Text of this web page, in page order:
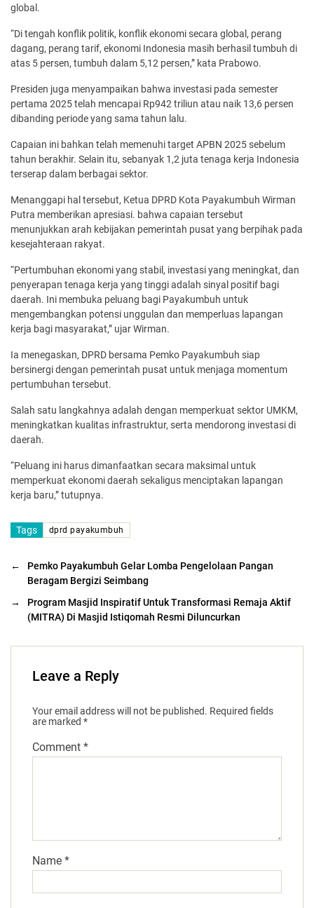
global.
“Di tengah konflik politik, konflik ekonomi secara global, perang
dagang, perang tarif, ekonomi Indonesia masih berhasil tumbuh di
atas 5 persen, tumbuh dalam 5,12 persen,” kata Prabowo.
Presiden juga menyampaikan bahwa investasi pada semester
pertama 2025 telah mencapai Rp942 triliun atau naik 13,6 persen
dibanding periode yang sama tahun lalu.
Capaian ini bahkan telah memenuhi target APBN 2025 sebelum
tahun berakhir. Selain itu, sebanyak 1,2 juta tenaga kerja Indonesia
terserap dalam berbagai sektor.
Menanggapi hal tersebut, Ketua DPRD Kota Payakumbuh Wirman
Putra memberikan apresiasi. bahwa capaian tersebut
menunjukkan arah kebijakan pemerintah pusat yang berpihak pada
kesejahteraan rakyat.
“Pertumbuhan ekonomi yang stabil, investasi yang meningkat, dan
penyerapan tenaga kerja yang tinggi adalah sinyal positif bagi
daerah. Ini membuka peluang bagi Payakumbuh untuk
mengembangkan potensi unggulan dan memperluas lapangan
kerja bagi masyarakat,” ujar Wirman.
Ia menegaskan, DPRD bersama Pemko Payakumbuh siap
bersinergi dengan pemerintah pusat untuk menjaga momentum
pertumbuhan tersebut.
Salah satu langkahnya adalah dengan memperkuat sektor UMKM,
meningkatkan kualitas infrastruktur, serta mendorong investasi di
daerah.
“Peluang ini harus dimanfaatkan secara maksimal untuk
memperkuat ekonomi daerah sekaligus menciptakan lapangan
kerja baru,” tutupnya.
Tags dprd payakumbuh
←
Pemko Payakumbuh Gelar Lomba Pengelolaan Pangan
Beragam Bergizi Seimbang
→
Program Masjid Inspiratif Untuk Transformasi Remaja Aktif
(MITRA) Di Masjid Istiqomah Resmi Diluncurkan
Leave a Reply
Your email address will not be published. Required fields
are marked *
Comment *
Name *